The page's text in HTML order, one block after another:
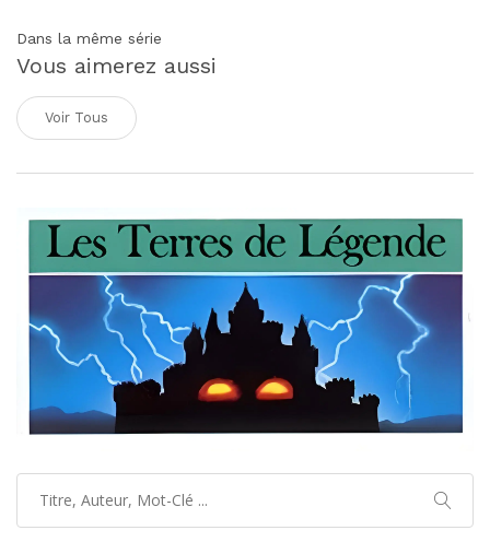
Dans la même série
Vous aimerez aussi
Voir Tous